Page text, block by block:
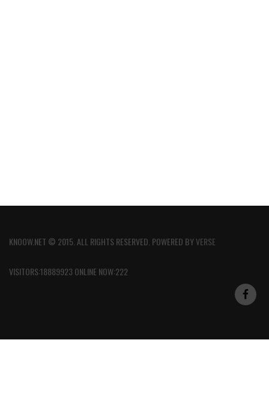
KNOOW.NET © 2015. ALL RIGHTS RESERVED. POWERED BYVERSE
VISITORS:18889923 ONLINE NOW:222